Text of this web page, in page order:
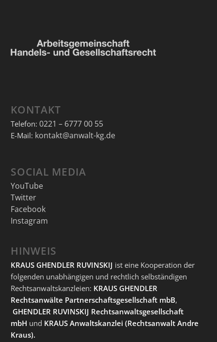
KONTAKT
Telefon: 0221 – 6777 00 55
E-Mail: kontakt@anwalt-kg.de
SOCIAL MEDIA
YouTube
Twitter
Facebook
Instagram
HINWEIS
KRAUS GHENDLER RUVINSKIJ ist eine Kooperation der
folgenden unabhängigen und rechtlich selbständigen
Rechtsanwaltskanzleien: KRAUS GHENDLER
Rechtsanwälte Partnerschaftsgesellschaft mbB,
GHENDLER RUVINSKIJ Rechtsanwaltsgesellschaft
mbH und KRAUS Anwaltskanzlei (Rechtsanwalt Andre
Kraus).